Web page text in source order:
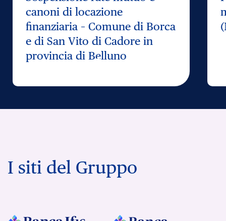
canoni di locazione
finanziaria – Comune di Borca
e di San Vito di Cadore in
provincia di Belluno
I siti del Gruppo